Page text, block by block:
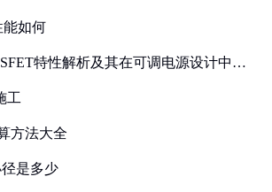
能如何
特性解析及其在可调电源设计中的
工
方法大全
是多少